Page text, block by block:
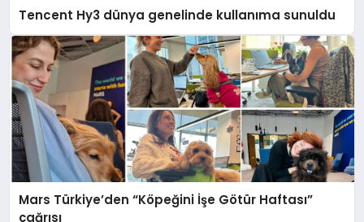
Tencent Hy3 dünya genelinde kullanıma sunuldu
Mars Türkiye’den “Köpeğini İşe Götür Haftası”
çağrısı